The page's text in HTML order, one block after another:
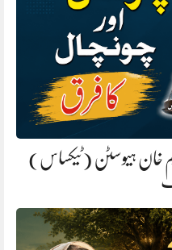
خان ہیوسٹن (ٹیکساس)